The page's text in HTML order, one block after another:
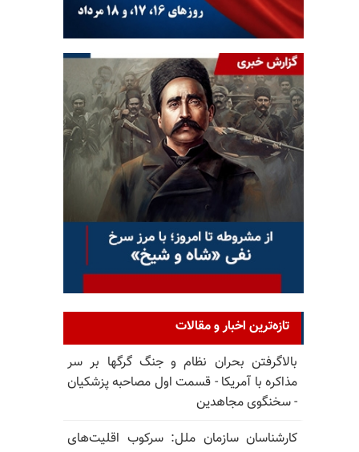
تازه‌ترین اخبار و مقالات
بالا‌گرفتن بحران نظام و جنگ گرگها بر سر
مذاکره با آمریکا - قسمت اول مصاحبه پزشکیان
- سخنگوی مجاهدین
کارشناسان سازمان ملل: سرکوب اقلیت‌های